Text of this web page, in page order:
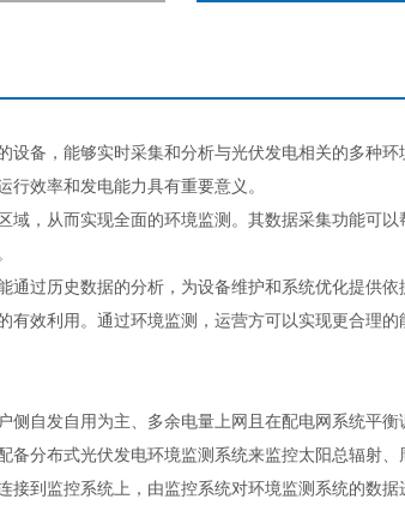
设备，能够实时采集和分析与光伏发电相关的多种环
效率和发电能力具有重要意义。
，从而实现全面的环境监测。其数据采集功能可以
通过历史数据的分析，为设备维护和系统优化提供
效利用。通过环境监测，运营方可以实现更合理的
自发自用为主、多余电量上网且在配电网系统平衡
分布式光伏发电环境监测系统来监控太阳总辐射、
到监控系统上，由监控系统对环境监测系统的数据